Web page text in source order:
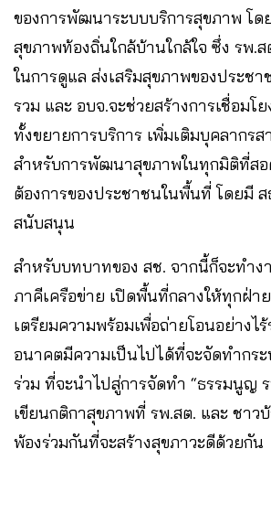
ของการพัฒนาระบบบริการสุขภาพ โด
สุขภาพท้องถิ่นใกล้บ้านใกล้ใจ ซึ่ง รพ.
ในการดูแล ส่งเสริมสุขภาพของประช
รวม และ อบจ.จะช่วยสร้างการเชื่อมโ
ทั้งขยายการบริการ เพิ่มเติมบุคลากร
สำหรับการพัฒนาสุขภาพในทุกมิติที่สอ
ต้องการของประชาชนในพื้นที่ โดยมี ส
สนับสนุน
สำหรับบทบาทของ สช. จากนี้ก็จะทำง
ภาคีเครือข่าย เปิดพื้นที่กลางให้ทุกฝ่า
เตรียมความพร้อมเพื่อถ่ายโอนอย่างไ
อนาคตมีความเป็นไปได้ที่จะจัดทำกร
ร่วม ที่จะนำไปสู่การจัดทำ “ธรรมนูญ
เขียนกติกาสุขภาพที่ รพ.สต. และ ชาว
พ้องร่วมกันที่จะสร้างสุขภาวะดีด้วยกัน